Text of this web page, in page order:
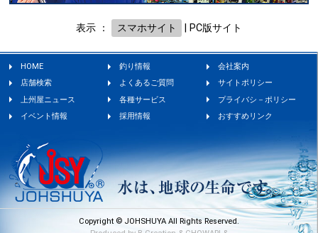
表示 ： スマホサイト PC版サイト
HOME 釣り情報
会社案内
店舗検索
よくあるご質問
サイトポリシー
上州屋ニュース
各種サービス
プライバシ－ポリシー
イベント情報
採用情報 おすすめリンク
Copyright © JOHSHUYA All Rights Reserved.